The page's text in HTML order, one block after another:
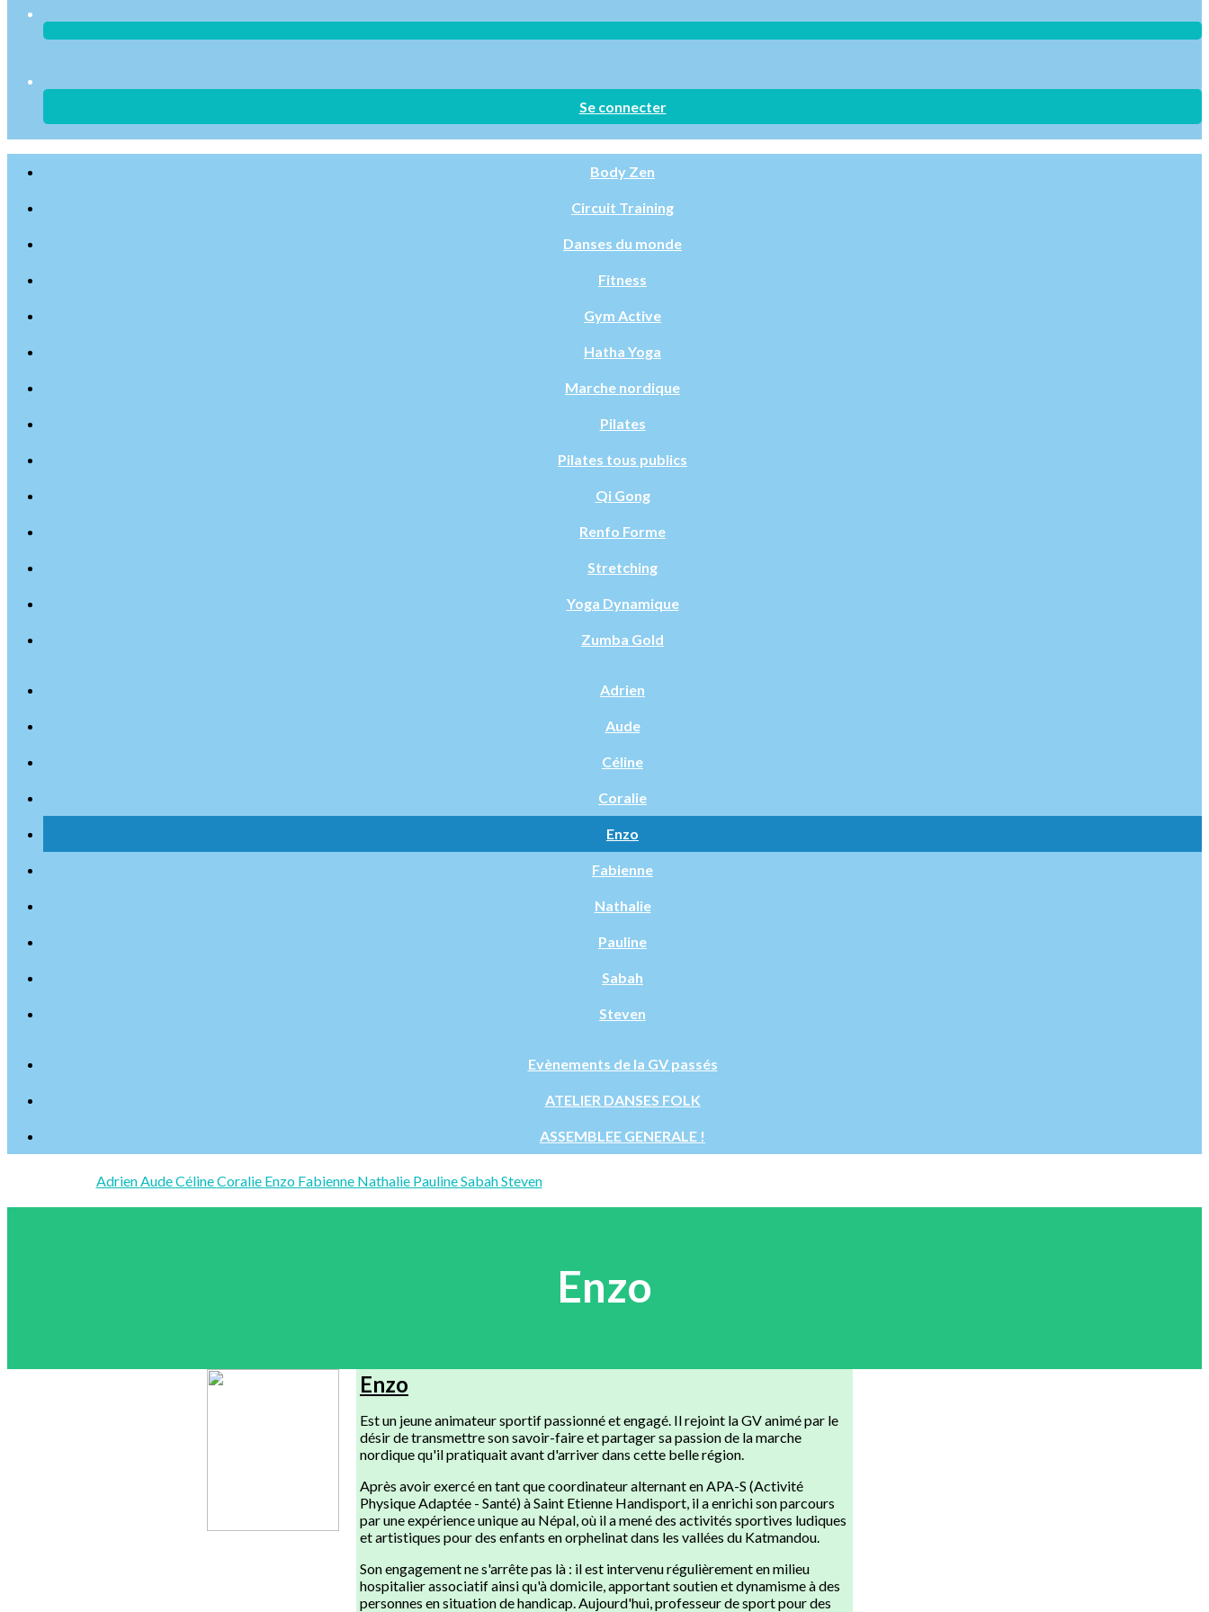
Se connecter
Body Zen
Circuit Training
Danses du monde
Fitness
Gym Active
Hatha Yoga
Marche nordique
Pilates
Pilates tous publics
Qi Gong
Renfo Forme
Stretching
Yoga Dynamique
Zumba Gold
Adrien
Aude
Céline
Coralie
Enzo
Fabienne
Nathalie
Pauline
Sabah
Steven
Evènements de la GV passés
ATELIER DANSES FOLK
ASSEMBLEE GENERALE !
AdrienAudeCélineCoralie Enzo Fabienne Nathalie PaulineSabahSteven
Enzo
Enzo
Est un jeune animateur sportif passionné et engagé. Il rejoint la GV animé par le
désir de transmettre son savoir-faire et partager sa passion de la marche
nordique qu'il pratiquait avant d'arriver dans cette belle région.
Après avoir exercé en tant que coordinateur alternant en APA-S (Activité
Physique Adaptée - Santé) à Saint Etienne Handisport, il a enrichi son parcours
par une expérience unique au Népal, où il a mené des activités sportives ludiques
et artistiques pour des enfants en orphelinat dans les vallées du Katmandou.
Son engagement ne s'arrête pas là : il est intervenu régulièrement en milieu
hospitalier associatif ainsi qu'à domicile, apportant soutien et dynamisme à des
personnes en situation de handicap. Aujourd'hui, professeur de sport pour des